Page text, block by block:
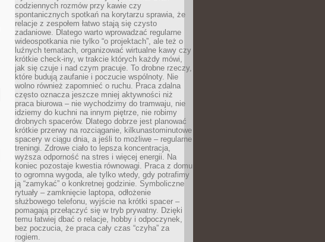
codziennych rozmów przy kawie czy
spontanicznych spotkań na korytarzu sprawia, że
relacje z zespołem łatwo stają się czysto
zadaniowe. Dlatego warto wprowadzać regularne
wideospotkania nie tylko “o projektach”, ale też o
luźnych tematach, organizować wirtualne kawy czy
krótkie check-iny, w trakcie których każdy mówi,
jak się czuje i nad czym pracuje. To drobne rzeczy,
które budują zaufanie i poczucie wspólnoty. Nie
wolno również zapomnieć o ruchu. Praca zdalna
często oznacza jeszcze mniej aktywności niż
praca biurowa – nie wychodzimy do tramwaju, nie
idziemy do kuchni na innym piętrze, nie robimy
drobnych spacerów. Dlatego dobrze jest planować
krótkie przerwy na rozciąganie, kilkunastominutowe
spacery w ciągu dnia, a jeśli to możliwe – regularne
treningi. Zdrowe ciało to lepsza koncentracja,
wyższa odporność na stres i więcej energii. Na
koniec pozostaje kwestia równowagi. Praca z domu
to ogromna wygoda, ale tylko wtedy, gdy potrafimy
ją “zamykać” o konkretnej godzinie. Symboliczne
rytuały – zamknięcie laptopa, odłożenie
służbowego telefonu, wyjście na krótki spacer –
pomagają przełączyć się w tryb prywatny. Dzięki
temu łatwiej dbać o relacje, hobby i odpoczynek,
bez poczucia, że praca cały czas “czyha” za
rogiem.